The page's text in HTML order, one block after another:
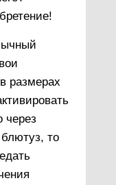
размерах
через
то